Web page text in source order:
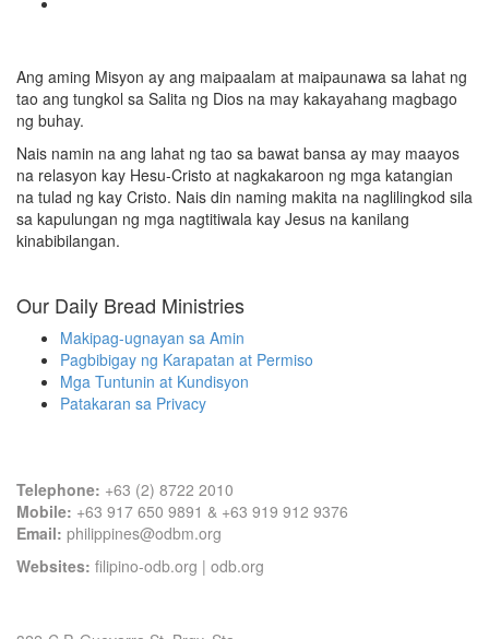
Ang aming Misyon ay ang maipaalam at maipaunawa sa lahat ng
tao ang tungkol sa Salita ng Dios na may kakayahang magbago
ng buhay.
Nais namin na ang lahat ng tao sa bawat bansa ay may maayos
na relasyon kay Hesu-Cristo at nagkakaroon ng mga katangian
na tulad ng kay Cristo. Nais din naming makita na naglilingkod sila
sa kapulungan ng mga nagtitiwala kay Jesus na kanilang
kinabibilangan.
Our Daily Bread Ministries
Makipag-ugnayan sa Amin
Pagbibigay ng Karapatan at Permiso
Mga Tuntunin at Kundisyon
Patakaran sa Privacy
Telephone: +63 (2) 8722 2010
Mobile: +63 917 650 9891 & +63 919 912 9376
Email: philippines@odbm.org
Websites: filipino-odb.org | odb.org